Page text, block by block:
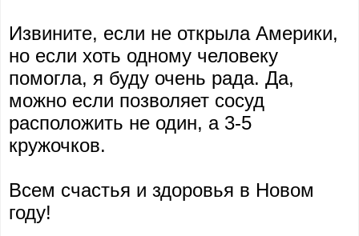
Извините, если не открыла Америки,
но если хоть одному человеку
помогла, я буду очень рада. Да,
можно если позволяет сосуд
расположить не один, а 3-5
кружочков.
Всем счастья и здоровья в Новом
году!